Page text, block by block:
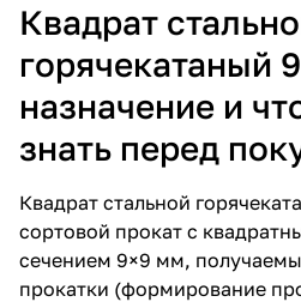
Квадрат
горячекатаный
назначение и
знать перед
Квадрат стальной
сортовой прокат с
сечением 9×9 мм,
прокатки (формирование